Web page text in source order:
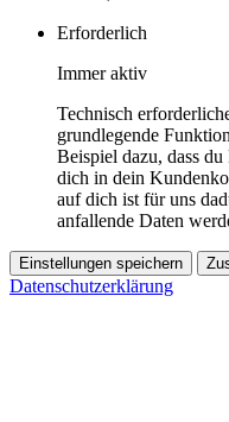
Erforderlich
Immer aktiv
Technisch
grundlegende
Beispiel dazu, dass
dich in dein
auf dich ist für uns
anfallende Daten
Einstellungen speichern
Datenschutzerklärung